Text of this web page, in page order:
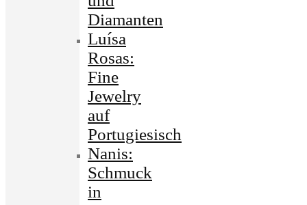
Diamanten
Luísa
Rosas:
Fine
Jewelry
auf
Portugiesisch
Nanis:
Schmuck
in